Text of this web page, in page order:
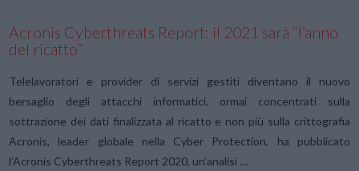
Acronis Cyberthreats Report: il 2021 sarà “l’anno
del ricatto”
Telelavoratori e provider di servizi gestiti diventano il nuovo
bersaglio degli attacchi informatici, ormai concentrati sulla
sottrazione dei dati finalizzata al ricatto e non più sulla crittografia
Acronis, leader globale nella Cyber Protection, ha pubblicato
l’Acronis Cyberthreats Report 2020, un’analisi …